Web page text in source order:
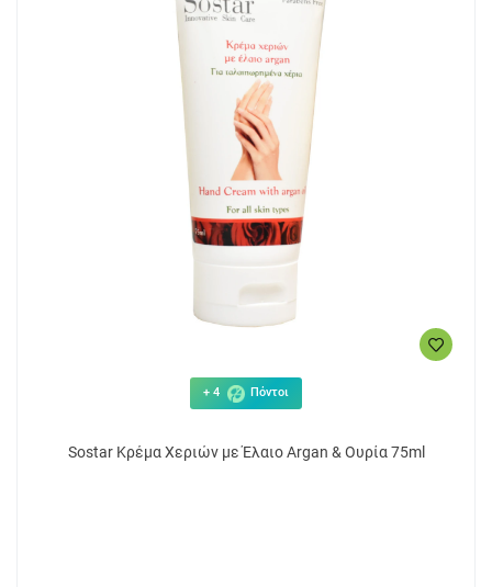
+ 4 Πόντοι
Sostar Κρέμα Χεριών με Έλαιο Argan & Ουρία 75ml